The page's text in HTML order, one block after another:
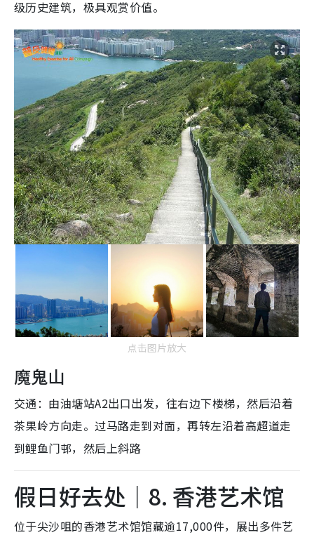
级历史建筑，极具观赏价值。
点击图片放大
魔鬼山
交通：由油塘站A2出口出发，往右边下楼梯，然后沿着
茶果岭方向走。过马路走到对面，再转左沿着高超道走
到鲤鱼门邨，然后上斜路
假日好去处｜8. 香港艺术馆
位于尖沙咀的香港艺术馆馆藏逾17,000件，展出多件艺